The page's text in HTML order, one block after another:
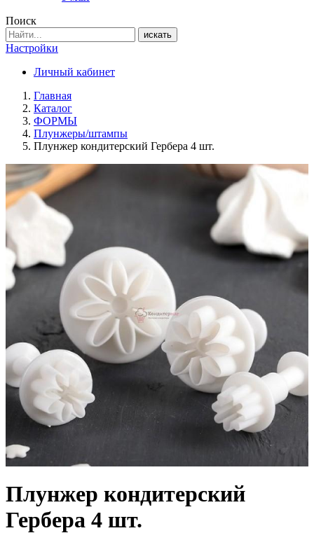
Поиск
искать
Настройки
Личный кабинет
Главная
Каталог
ФОРМЫ
Плунжеры/штампы
Плунжер кондитерский Гербера 4 шт.
Плунжер кондитерский
Гербера 4 шт.